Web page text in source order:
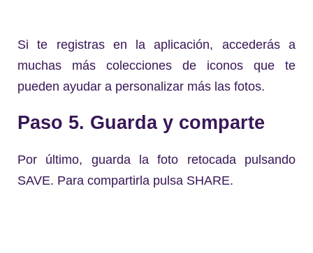
Si te registras en la aplicación, accederás a
muchas más colecciones de iconos que te
pueden ayudar a personalizar más las fotos.
Paso 5. Guarda y comparte
Por último, guarda la foto retocada pulsando
SAVE. Para compartirla pulsa SHARE.